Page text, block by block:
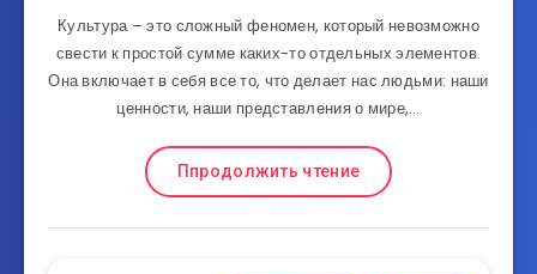
Культура – это сложный феномен, который невозможно
свести к простой сумме каких-то отдельных элементов.
Она включает в себя все то, что делает нас людьми: наши
ценности, наши представления о мире,…
Ппродолжить чтение